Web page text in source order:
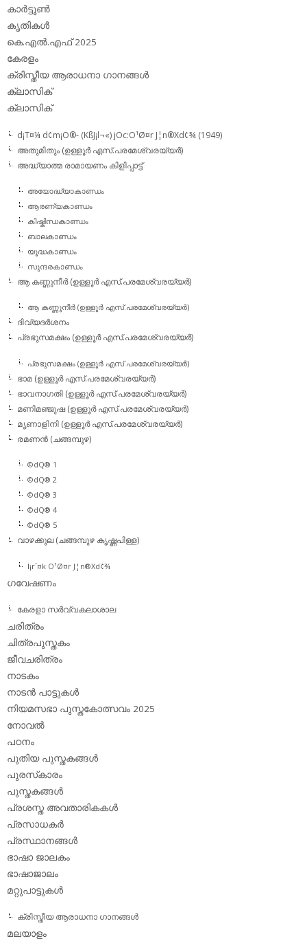
കാര്‍ട്ടൂണ്‍
കൃതികള്‍
കെ.എല്‍.എഫ് 2025
കേരളം
ക്രിസ്തീയ ആരാധനാ ഗാനങ്ങള്‍
ക്ലാസിക്‌
ക്ലാസിക്
d¡T¤¼ d¢m¡O®- (KßJ¡l¬«) jOc:O¹Ø¤r J¦n®Xd¢¾ (1949)
അതുമിതും (ഉള്ളൂര്‍ എസ്.പരമേശ്വരയ്യര്‍)
അദ്ധ്യാത്മ രാമായണം കിളിപ്പാട്ട്‌
അയോദ്ധ്യാകാണ്ഡം
ആരണ്യകാണ്ഡം
കിഷ്കിന്ധകാണ്ഡം
ബാലകാണ്ഡം
യൂദ്ധകാണ്ഡം
സുന്ദരകാണ്ഡം
ആ കണ്ണുനീര്‍ (ഉള്ളൂര്‍ എസ്.പരമേശ്വരയ്യര്‍)
ആ കണ്ണുനീര്‍ (ഉള്ളൂര്‍ എസ്.പരമേശ്വരയ്യര്‍)
ദിവ്യദര്‍ശനം
പ്രഭുസമക്ഷം (ഉള്ളൂര്‍ എസ്.പരമേശ്വരയ്യര്‍)
പ്രഭുസമക്ഷം (ഉള്ളൂര്‍ എസ്.പരമേശ്വരയ്യര്‍)
ഭാമ (ഉള്ളൂര്‍ എസ്.പരമേശ്വരയ്യര്‍)
ഭാവനാഗതി (ഉള്ളൂര്‍ എസ്.പരമേശ്വരയ്യര്‍)
മണിമഞ്ജുഷ (ഉള്ളൂര്‍ എസ്.പരമേശ്വരയ്യര്‍)
മൃണാളിനി (ഉള്ളൂര്‍ എസ്.പരമേശ്വരയ്യര്‍)
രമണന്‍ (ചങ്ങമ്പുഴ)
©dQ® 1
©dQ® 2
©dQ® 3
©dQ® 4
©dQ® 5
വാഴക്കുല (ചങ്ങമ്പുഴ കൃഷ്ണപിള്ള)
l¡r´¤k O¹Ø¤r J¦n®Xd¢¾
ഗവേഷണം
കേരളാ സര്‍വ്വകലാശാല
ചരിത്രം
ചിത്രപുസ്തകം
ജീവചരിത്രം
നാടകം
നാടന്‍ പാട്ടുകള്‍
നിയമസഭാ പുസ്തകോത്സവം 2025
നോവല്‍
പഠനം
പുതിയ പുസ്തകങ്ങള്‍
പുരസ്‌കാരം
പുസ്തകങ്ങള്‍
പ്രശസ്ത അവതാരികകള്‍
പ്രസാധകര്‍
പ്രസ്ഥാനങ്ങള്‍
ഭാഷാ ജാലകം
ഭാഷാജാലം
മറ്റുപാട്ടുകള്‍
ക്രിസ്തീയ ആരാധനാ ഗാനങ്ങള്‍
മലയാളം